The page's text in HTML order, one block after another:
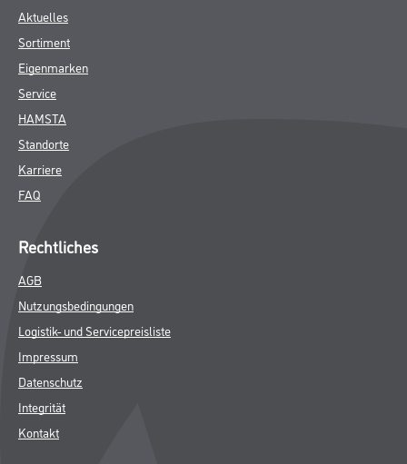
Aktuelles
Sortiment
Eigenmarken
Service
HAMSTA
Standorte
Karriere
FAQ
Rechtliches
AGB
Nutzungsbedingungen
Logistik- und Servicepreisliste
Impressum
Datenschutz
Integrität
Kontakt